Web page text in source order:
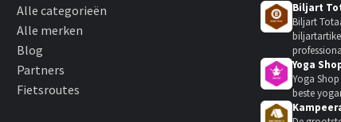
Alle categorieën
Alle merken
Blog
Partners
Fietsroutes
Biljart
Biljart
Yoga
Yoga
beste